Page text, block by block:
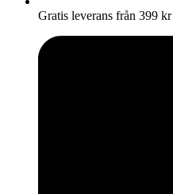
Gratis leverans från 399 kr